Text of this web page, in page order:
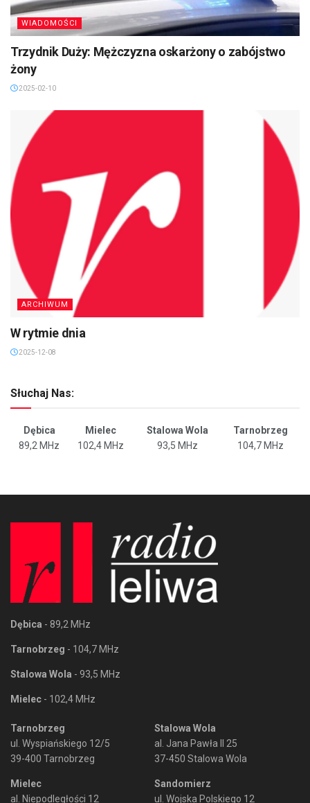
WIADOMOŚCI
Trzydnik Duży: Mężczyzna oskarżony o zabójstwo
żony
2025-02-10
ARCHIWUM
W rytmie dnia
2025-12-08
Słuchaj Nas:
Dębica Mielec Stalowa Wola
Tarnobrzeg
89,2 MHz
102,4 MHz 93,5 MHz 104,7 MHz
Dębica - 89,2 MHz
Tarnobrzeg - 104,7 MHz
Stalowa Wola - 93,5 MHz
Mielec - 102,4 MHz
Tarnobrzeg
ul. Wyspiańskiego 12/5
39-400 Tarnobrzeg
Mielec
al. Niepodległości 12
Stalowa Wola
al. Jana Pawła II 25
37-450 Stalowa Wola
Sandomierz
ul. Wojska Polskiego 12